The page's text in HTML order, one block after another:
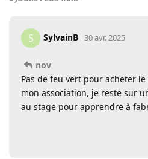
S SylvainB 30 avr. 2025
nov
Pas de feu vert pour acheter
mon association, je reste sur
au stage pour apprendre à